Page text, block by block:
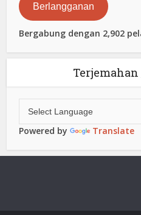
Berlangganan
Bergabung dengan 2,902
Powered by Translate